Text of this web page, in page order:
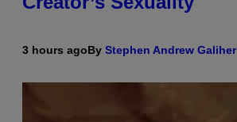
3 hours agoBy Stephen Andrew Galiher